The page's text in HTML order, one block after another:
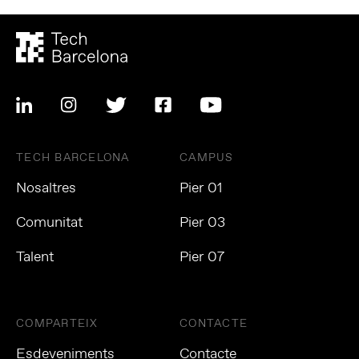
TECH BARCELONA
Nosaltres
Comunitat
Talent
CAMPUS
Pier 01
Pier 03
Pier 07
COMPARTEIX
Esdeveniments
CONTACTE
Contacte